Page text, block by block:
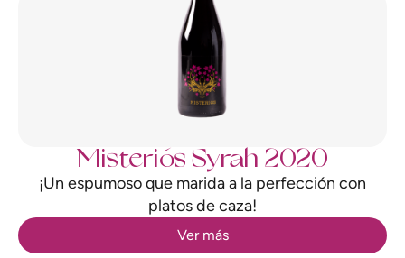
Misteriós Syrah 2020
¡Un espumoso que marida a la perfección con
platos de caza!
Ver más